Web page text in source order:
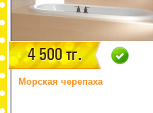
4 500 тг.
Морская черепаха